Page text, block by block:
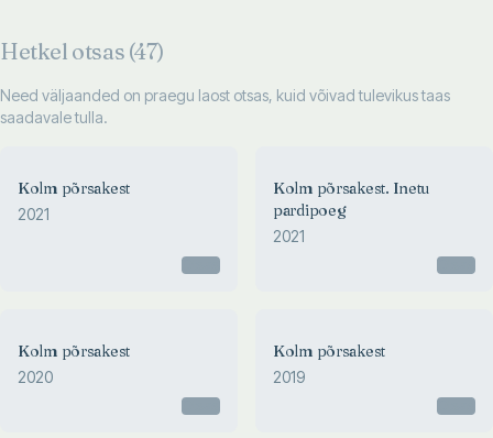
Hetkel otsas (47)
Need väljaanded on praegu laost otsas, kuid võivad tulevikus taas
saadavale tulla.
Kolm põrsakest
2021
Kolm põrsakest. Inetu
pardipoeg
2021
Kolm põrsakest
2020
Kolm põrsakest
2019